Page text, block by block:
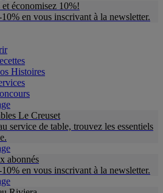
économisez 10%!
en vous inscrivant à la newsletter.
Histoires
Le Creuset
service de table, trouvez les essentiels
abonnés
en vous inscrivant à la newsletter.